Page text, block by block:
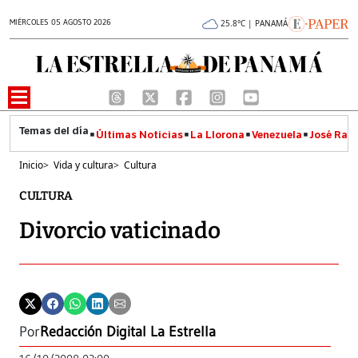
MIÉRCOLES 05 AGOSTO 2026 25.8°C | PANAMÁ
Últimas Noticias La Llorona Venezuela José
Inicio> Vida y cultura> Cultura
CULTURA
Divorcio vaticinado
PorRedacción Digital La Estrella